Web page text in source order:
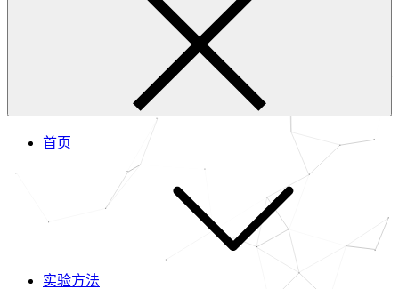
首页
实验方法